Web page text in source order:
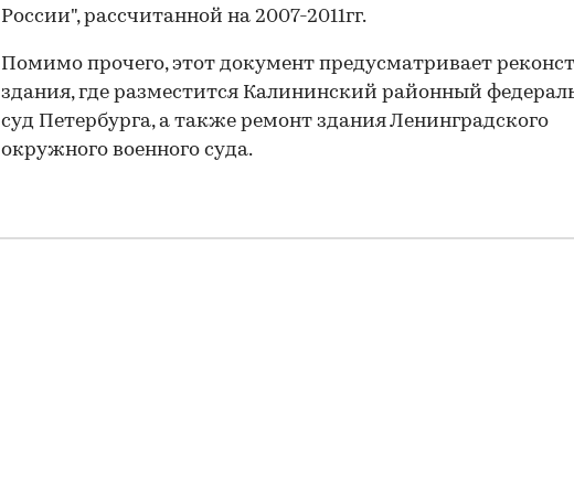
России", рассчитанной на 2007-2011гг.
Помимо прочего, этот документ предусматривает
здания, где разместится Калининский районный
суд Петербурга, а также ремонт здания Ленинградского
окружного военного суда.